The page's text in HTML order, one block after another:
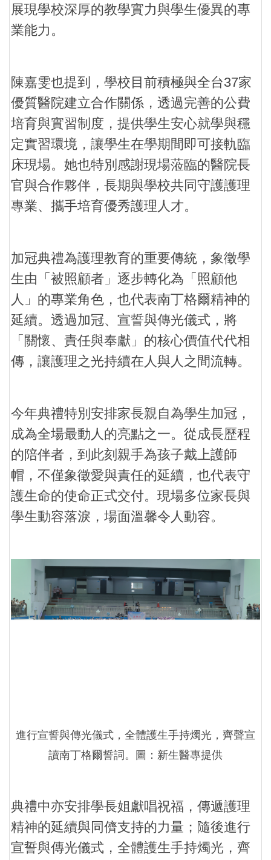
展現學校深厚的教學實力與學生優異的專
業能力。
陳嘉雯也提到，學校目前積極與全台37家
優質醫院建立合作關係，透過完善的公費
培育與實習制度，提供學生安心就學與穩
定實習環境，讓學生在學期間即可接軌臨
床現場。她也特別感謝現場蒞臨的醫院長
官與合作夥伴，長期與學校共同守護護理
專業、攜手培育優秀護理人才。
加冠典禮為護理教育的重要傳統，象徵學
生由「被照顧者」逐步轉化為「照顧他
人」的專業角色，也代表南丁格爾精神的
延續。透過加冠、宣誓與傳光儀式，將
「關懷、責任與奉獻」的核心價值代代相
傳，讓護理之光持續在人與人之間流轉。
今年典禮特別安排家長親自為學生加冠，
成為全場最動人的亮點之一。從成長歷程
的陪伴者，到此刻親手為孩子戴上護師
帽，不僅象徵愛與責任的延續，也代表守
護生命的使命正式交付。現場多位家長與
學生動容落淚，場面溫馨令人動容。
進行宣誓與傳光儀式，全體護生手持燭光，齊聲宣
讀南丁格爾誓詞。圖：新生醫專提供
典禮中亦安排學長姐獻唱祝福，傳遞護理
精神的延續與同儕支持的力量；隨後進行
宣誓與傳光儀式，全體護生手持燭光，齊